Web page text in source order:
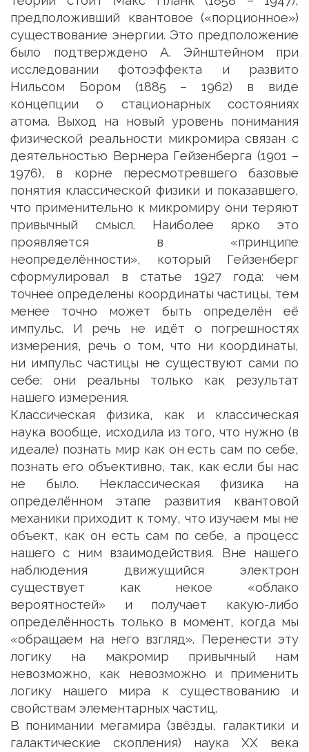
предположивший квантовое («порционное»)
существование энергии. Это предположение
было подтверждено А. Эйнштейном при
исследовании фотоэффекта и развито
Нильсом Бором (1885 – 1962) в виде
концепции о стационарных состояниях
атома. Выход на новый уровень понимания
физической реальности микромира связан с
деятельностью Вернера Гейзенберга (1901 –
1976), в корне пересмотревшего базовые
понятия классической физики и показавшего,
что применительно к микромиру они теряют
привычный смысл. Наиболее ярко это
проявляется в «принципе
неопределённости», который Гейзенберг
сформулировал в статье 1927 года: чем
точнее определены координаты частицы, тем
менее точно может быть определён её
импульс. И речь не идёт о погрешностях
измерения, речь о том, что ни координаты,
ни импульс частицы не существуют сами по
себе: они реальны только как результат
нашего измерения.
Классическая физика, как и классическая
наука вообще, исходила из того, что нужно (в
идеале) познать мир как он есть сам по себе,
познать его объективно, так, как если бы нас
не было. Неклассическая физика на
определённом этапе развития квантовой
механики приходит к тому, что изучаем мы не
объект, как он есть сам по себе, а процесс
нашего с ним взаимодействия. Вне нашего
наблюдения движущийся электрон
существует как некое «облако
вероятностей» и получает какую-либо
определённость только в момент, когда мы
«обращаем на него взгляд». Перенести эту
логику на макромир привычный нам
невозможно, как невозможно и применить
логику нашего мира к существованию и
свойствам элементарных частиц.
В понимании мегамира (звёзды, галактики и
галактические скопления) наука XX века